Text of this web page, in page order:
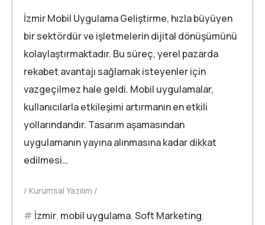
İzmir Mobil Uygulama Geliştirme, hızla büyüyen
bir sektördür ve işletmelerin dijital dönüşümünü
kolaylaştırmaktadır. Bu süreç, yerel pazarda
rekabet avantajı sağlamak isteyenler için
vazgeçilmez hale geldi. Mobil uygulamalar,
kullanıcılarla etkileşimi artırmanın en etkili
yollarındandır. Tasarım aşamasından
uygulamanın yayına alınmasına kadar dikkat
edilmesi…
Kurumsal Yazılım
İzmir, mobil uygulama,Soft Marketing,